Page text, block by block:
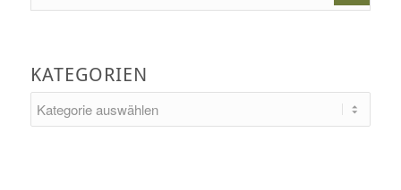
KATEGORIEN